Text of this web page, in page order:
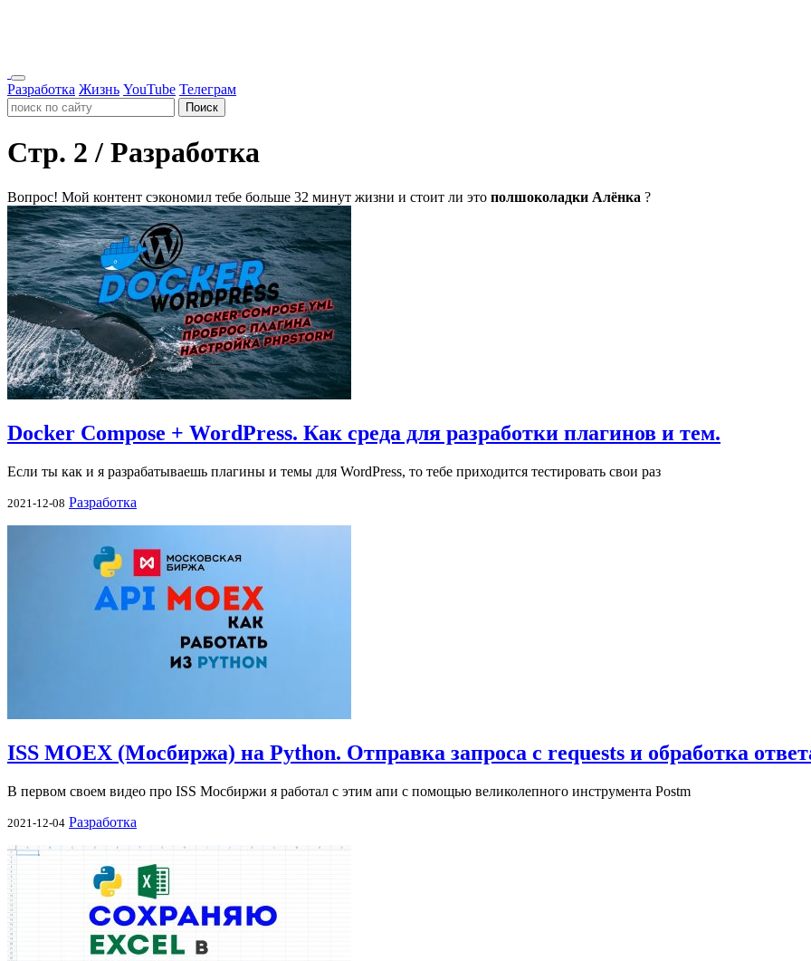
Разработка Жизнь YouTube Телеграм
Поиск
Стр. 2 / Разработка
Вопрос! Мой контент сэкономил тебе больше 32 минут жизни и стоит ли это полшоколадки Алёнка ?
Docker Compose + WordPress. Как среда для разработки плагинов и тем.
Если ты как и я разрабатываешь плагины и темы для WordPress, то тебе приходится тестировать свои раз
2021-12-08 Разработка
ISS MOEX (Мосбиржа) на Python. Отправка запроса с requests и обработка
В первом своем видео про ISS Мосбиржи я работал с этим апи с помощью великолепного инструмента Postm
2021-12-04 Разработка